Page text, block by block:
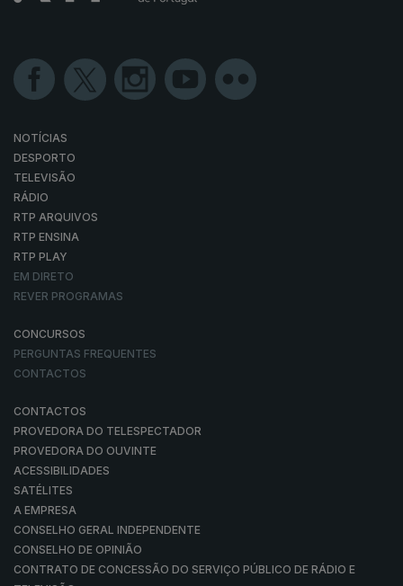
NOTÍCIAS
DESPORTO
TELEVISÃO
RÁDIO
RTP ARQUIVOS
RTP ENSINA
RTP PLAY
EM DIRETO
REVER PROGRAMAS
CONCURSOS
PERGUNTAS FREQUENTES
CONTACTOS
CONTACTOS
PROVEDORA DO TELESPECTADOR
PROVEDORA DO OUVINTE
ACESSIBILIDADES
SATÉLITES
A EMPRESA
CONSELHO GERAL INDEPENDENTE
CONSELHO DE OPINIÃO
CONTRATO DE CONCESSÃO DO SERVIÇO PÚBLICO DE RÁDIO E